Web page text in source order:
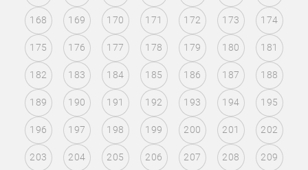
168 169 170 171 172 173 174
175 176 177 178 179 180 181
182 183 184 185 186 187 188
189 190 191 192 193 194 195
196 197 198 199 200 201 202
203 204 205 206 207 208 209